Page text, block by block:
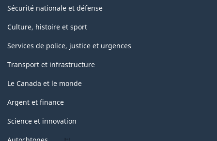
Sécurité nationale et défense
Culture, histoire et sport
Services de police, justice et urgences
Transport et infrastructure
Le Canada et le monde
Argent et finance
Science et innovation